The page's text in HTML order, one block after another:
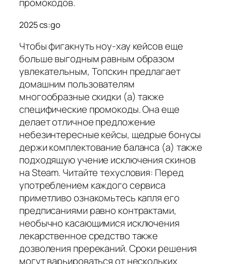
2025 cs:go
Чтобы фигакнуть ноу-хау кейсов еще
больше выгодным равным образом
увлекательным, Tопскин предлагает
домашним пользователям
многообразные скидки (а) также
специфические промокоды. Она еще
делает отличное предложение
небезинтересные кейсы, щедрые бонусы
держи комплектование баланса (а) также
подходящую учение исключения скинов
на Steam. Читайте техусловия: Перед
употреблением каждого сервиса
приметливо ознакомьтесь капля его
предписаниями равно контрактами,
необычно касающимися исключения
лекарственное средство также
дозволения пререканий. Сроки решения
могут варьироваться от нескольких